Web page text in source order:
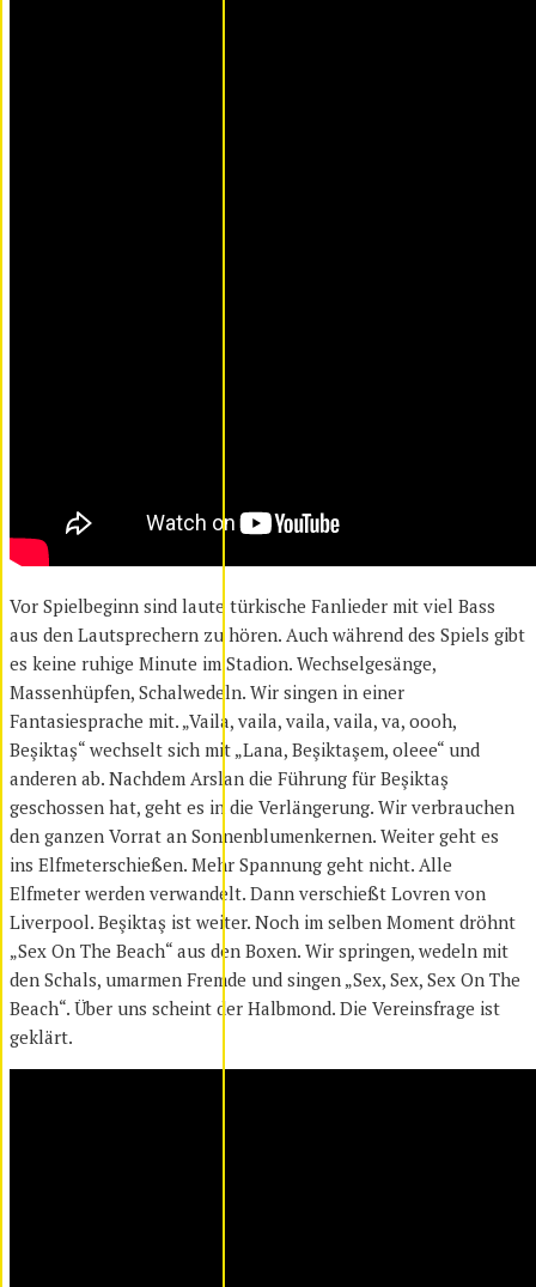
Vor Spielbeginn sind laute türkische Fanlieder mit viel Bass
aus den Lautsprechern zu hören. Auch während des Spiels gibt
es keine ruhige Minute im Stadion. Wechselgesänge,
Massenhüpfen, Schalwedeln. Wir singen in einer
Fantasiesprache mit. „Vaila, vaila, vaila, vaila, va, oooh,
Beşiktaş“ wechselt sich mit „Lana, Beşiktaşem, oleee“ und
anderen ab. Nachdem Arslan die Führung für Beşiktaş
geschossen hat, geht es in die Verlängerung. Wir verbrauchen
den ganzen Vorrat an Sonnenblumenkernen. Weiter geht es
ins Elfmeterschießen. Mehr Spannung geht nicht. Alle
Elfmeter werden verwandelt. Dann verschießt Lovren von
Liverpool. Beşiktaş ist weiter. Noch im selben Moment dröhnt
„Sex On The Beach“ aus den Boxen. Wir springen, wedeln mit
den Schals, umarmen Fremde und singen „Sex, Sex, Sex On The
Beach“. Über uns scheint der Halbmond. Die Vereinsfrage ist
geklärt.